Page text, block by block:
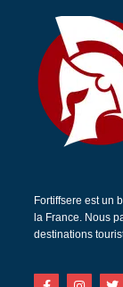
Fortiffsere est un
la France. Nous
destinations